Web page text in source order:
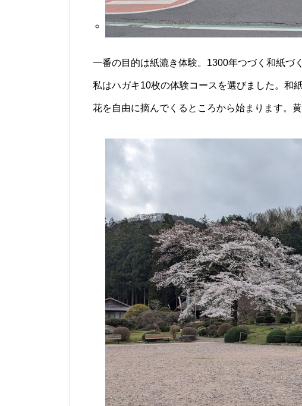
一番の目的は紙漉き体験。1300年つづく和紙づ
私はハガキ10枚の体験コースを選びました。和
花を自由に摘んでくるところから始まります。